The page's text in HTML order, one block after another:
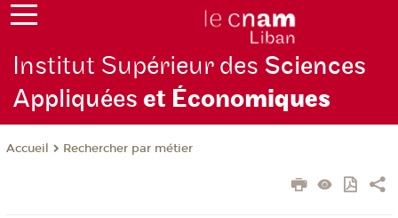
Institut Supérieur des Sciences
Appliquéeset Économiques
Accueil Rechercher par métier